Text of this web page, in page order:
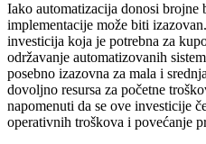
Iako automatizacija donosi brojne
implementacije može biti
investicija koja je potrebna za
održavanje automatizovanih
posebno izazovna za mala i
dovoljno resursa za početne
napomenuti da se ove investicije
operativnih troškova i povećanje